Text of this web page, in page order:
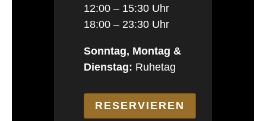
12:00 – 15:30 Uhr
18:00 – 23:30 Uhr
Sonntag, Montag &
Dienstag: Ruhetag
RESERVIEREN